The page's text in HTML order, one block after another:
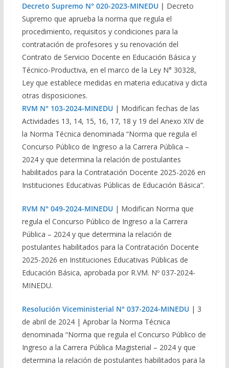
Decreto Supremo N° 020-2023-MINEDU| Decreto
Supremo que aprueba la norma que regula el
procedimiento, requisitos y condiciones para la
contratación de profesores y su renovación del
Contrato de Servicio Docente en Educación Básica y
Técnico-Productiva, en el marco de la Ley N° 30328,
Ley que establece medidas en materia educativa y dicta
otras disposiciones.
RVM N° 103-2024-MINEDU| Modifican fechas de las
Actividades 13, 14, 15, 16, 17, 18 y 19 del Anexo XIV de
la Norma Técnica denominada “Norma que regula el
Concurso Público de Ingreso a la Carrera Pública –
2024 y que determina la relación de postulantes
habilitados para la Contratación Docente 2025-2026 en
Instituciones Educativas Públicas de Educación Básica”.
RVM N° 049-2024-MINEDU| Modifican Norma que
regula el Concurso Público de Ingreso a la Carrera
Pública – 2024 y que determina la relación de
postulantes habilitados para la Contratación Docente
2025-2026 en Instituciones Educativas Públicas de
Educación Básica, aprobada por R.VM. Nº 037-2024-
MINEDU.
Resolución Viceministerial N° 037-2024-MINEDU| 3
de abril de 2024 | Aprobar la Norma Técnica
denominada “Norma que regula el Concurso Público de
Ingreso a la Carrera Pública Magisterial – 2024 y que
determina la relación de postulantes habilitados para la